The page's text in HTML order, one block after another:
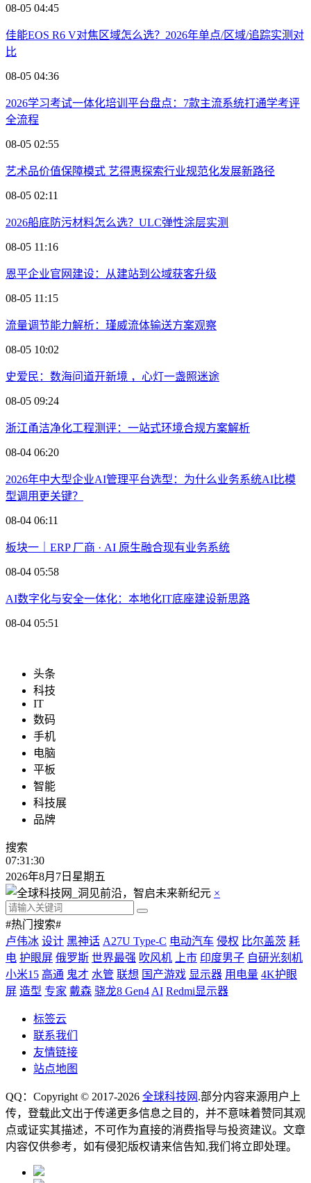
08-05 04:45
佳能EOS R6 V对焦区域怎么选？2026年单点/区域/追踪实测对
比
08-05 04:36
2026学习考试一体化培训平台盘点：7款主流系统打通学考评
全流程
08-05 02:55
艺术品价值保障模式 艺得惠探索行业规范化发展新路径
08-05 02:11
2026船底防污材料怎么选？ULC弹性涂层实测
08-05 11:16
恩平企业官网建设：从建站到公域获客升级
08-05 11:15
流量调节能力解析：瑾威流体输送方案观察
08-05 10:02
史爱民：数海问道开新境 ，心灯一盏照迷途
08-05 09:24
浙江甬洁净化工程测评：一站式环境合规方案解析
08-04 06:20
2026年中大型企业AI管理平台选型：为什么业务系统AI比模
型调用更关键？
08-04 06:11
板块一｜ERP 厂商 · AI 原生融合现有业务系统
08-04 05:58
AI数字化与安全一体化：本地化IT底座建设新思路
08-04 05:51
头条
科技
IT
数码
手机
电脑
平板
智能
科技展
品牌
搜索
07:31:31
2026年8月7日星期五
×
#热门搜索#
卢伟冰 设计 黑神话 A27U Type-C 电动汽车 侵权 比尔盖茨 耗
电 护眼屏 俄罗斯 世界最强 吹风机 上市 印度男子 自研光刻机
小米15 高通 鬼才 水管 联想 国产游戏 显示器 用电量 4K护眼
屏 造型 专家 戴森 骁龙8 Gen4AI Redmi显示器
标签云
联系我们
友情链接
站点地图
QQ：Copyright © 2017-2026 全球科技网 .部分内容来源用户上
传，登载此文出于传递更多信息之目的，并不意味着赞同其观
点或证实其描述，不可作为直接的消费指导与投资建议。文章
内容仅供参考，如有侵犯版权请来信告知,我们将立即处理。